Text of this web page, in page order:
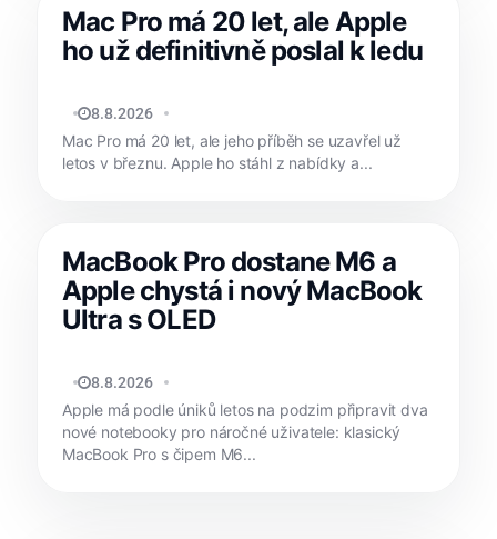
Mac Pro má 20 let, ale Apple
ho už definitivně poslal k ledu
MATYÁŠ KOZÁK
8.8.2026
Mac Pro má 20 let, ale jeho příběh se uzavřel už
letos v březnu. Apple ho stáhl z nabídky a...
MacBook Pro dostane M6 a
Apple chystá i nový MacBook
Ultra s OLED
MATYÁŠ KOZÁK
8.8.2026
Apple má podle úniků letos na podzim připravit dva
nové notebooky pro náročné uživatele: klasický
MacBook Pro s čipem M6...